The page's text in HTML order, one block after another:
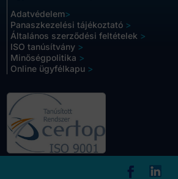
Adatvédelem>
Panaszkezelési tájékoztató >
Általános szerződési feltételek >
ISO tanúsítvány >
Minőségpolitika >
Online ügyfélkapu >